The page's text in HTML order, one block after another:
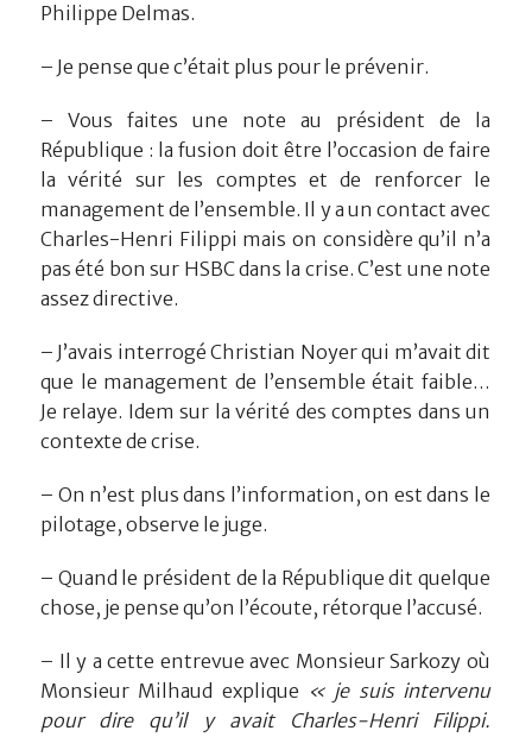
Philippe Delmas.
– Je pense que c’était plus pour le prévenir.
– Vous faites une note au président de la
République : la fusion doit être l’occasion de faire
la vérité sur les comptes et de renforcer le
management de l’ensemble. Il y a un contact avec
Charles-Henri Filippi mais on considère qu’il n’a
pas été bon sur HSBC dans la crise. C’est une note
assez directive.
– J’avais interrogé Christian Noyer qui m’avait dit
que le management de l’ensemble était faible…
Je relaye. Idem sur la vérité des comptes dans un
contexte de crise.
– On n’est plus dans l’information, on est dans le
pilotage, observe le juge.
– Quand le président de la République dit quelque
chose, je pense qu’on l’écoute, rétorque l’accusé.
– Il y a cette entrevue avec Monsieur Sarkozy où
Monsieur Milhaud explique « je suis intervenu
pour dire qu’il y avait Charles-Henri Filippi.